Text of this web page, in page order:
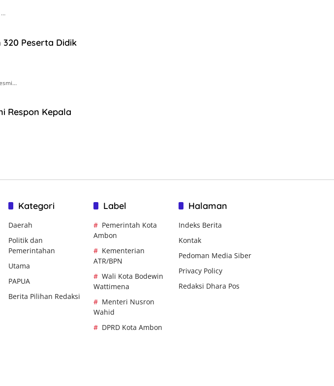
320 Peserta Didik
Respon Kepala
Kategori
Daerah
Politik dan
Pemerintahan
Utama
PAPUA
Berita Pilihan Redaksi
Label
Pemerintah Kota
Ambon
Kementerian
ATR/BPN
Wali Kota Bodewin
Wattimena
Menteri Nusron
Wahid
DPRD Kota Ambon
Halaman
Indeks Berita
Kontak
Pedoman Media Siber
Privacy Policy
Redaksi Dhara Pos